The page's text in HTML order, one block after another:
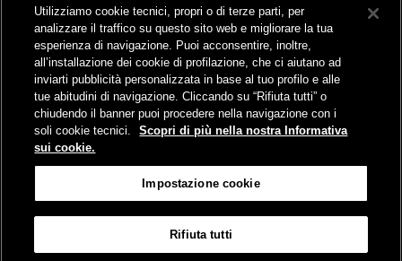
Servizi per aeroporti
Servizi di noleggio con conducente
Servizio di navigazione sul Lago Trasimeno
News e comunicati stampa
Comunicati stampa
Busitalia – Sita Nord
, Gruppo FS Italiane, è attiva nei servizi di
trasporto locale in Italia ed all'estero, che gestisce direttamente o
attraverso società controllate.
Viale Fratelli Rosselli, 80 - 50123 Firenze
Utilizziamo cookie tecnici, propri o di terze parti, per
analizzare il traffico su questo sito web e migliorare la tua
esperienza di navigazione. Puoi acconsentire, inoltre,
all’installazione dei cookie di profilazione, che ci aiutano ad
inviarti pubblicità personalizzata in base al tuo profilo e alle
tue abitudini di navigazione. Cliccando su “Rifiuta tutti” o
chiudendo il banner puoi procedere nella navigazione con i
soli cookie tecnici.
Scopri di più nella nostra Informativa
sui cookie.
Impostazione cookie
Rifiuta tutti